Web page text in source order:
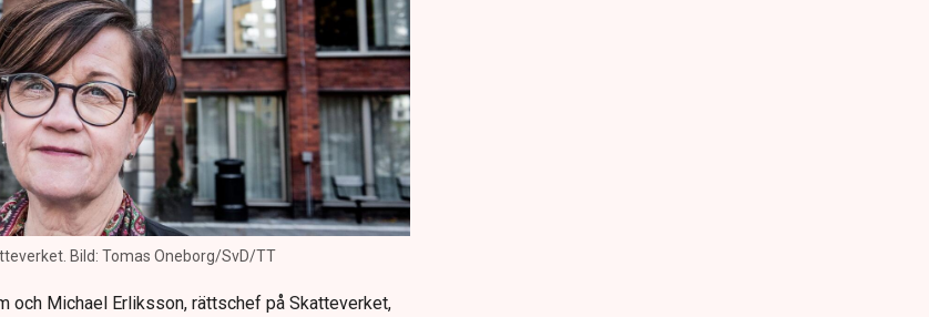
Bild: Tomas Oneborg/SvD/TT
och Michael Erliksson, rättschef på Skatteverket,